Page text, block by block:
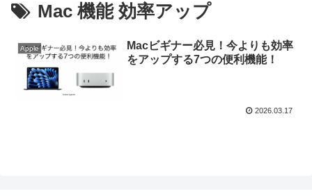
Mac 機能 効率アップ
Apple
Macビギナー必見！今よりも効率
をアップする7つの便利機能！
2026.03.17